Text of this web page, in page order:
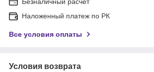
Наложенный платеж по РК
Все условия оплаты
Условия возврата